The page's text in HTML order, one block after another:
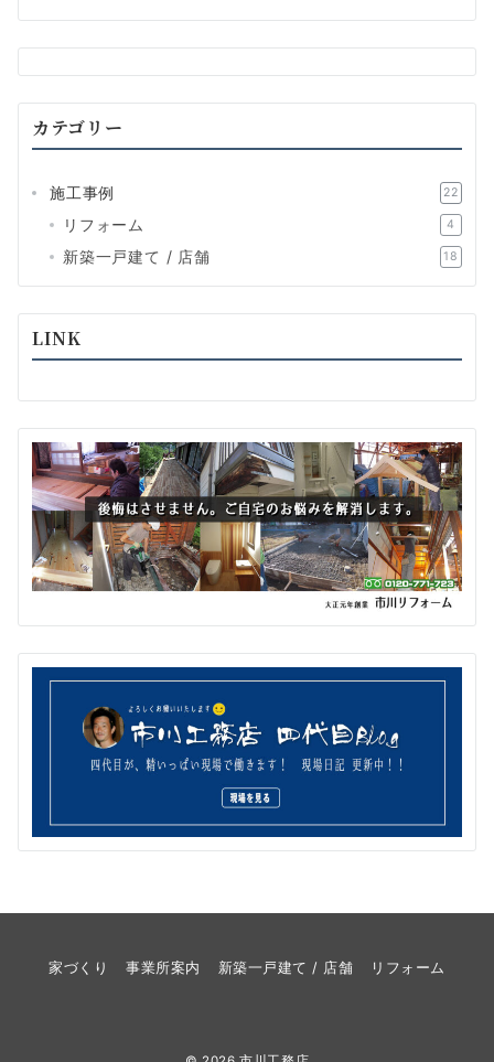
カテゴリー
施工事例 22
リフォーム 4
新築一戸建て / 店舗 18
LINK
家づくり 事業所案内 新築一戸建て / 店舗 リフォーム